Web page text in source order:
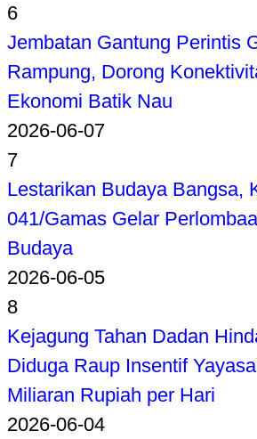
6
Jembatan Gantung Perintis
Rampung, Dorong
Ekonomi Batik Nau
2026-06-07
7
Lestarikan Budaya Bangsa,
041/Gamas Gelar
Budaya
2026-06-05
8
Kejagung Tahan Dadan
Diduga Raup Insentif
Miliaran Rupiah per Hari
2026-06-04